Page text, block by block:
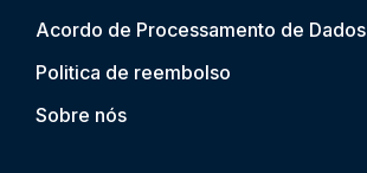
Acordo de Processamento de Dados
Politica de reembolso
Sobre nós